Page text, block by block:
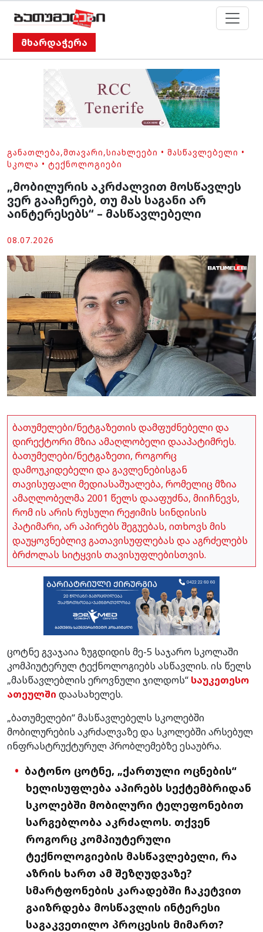
მხარდაჭერა
ᲒᲐᲜᲐᲗᲚᲔᲑᲐ,ᲛᲗᲐᲕᲐᲠᲘ,ᲡᲘᲐᲮᲚᲔᲔᲑᲘ • ᲛᲐᲡᲬᲐᲕᲚᲔᲑᲔᲚᲘ •
ᲡᲙᲝᲚᲐ • ᲢᲔᲥᲜᲝᲚᲝᲒᲘᲔᲑᲘ
„მობილურის აკრძალვით მოსწავლეს
ვერ გააჩერებ, თუ მას საგანი არ
აინტერესებს“ – მასწავლებელი
08.07.2026
ბათუმელები/ნეტგაზეთის დამფუძნებელი და
დირექტორი მზია ამაღლობელი დააპატიმრეს.
ბათუმელები/ნეტგაზეთი, როგორც
დამოუკიდებელი და გავლენებისგან
თავისუფალი მედიასაშუალება, რომელიც მზია
ამაღლობელმა 2001 წელს დააფუძნა, მიიჩნევს,
რომ ის არის რუსული რეჟიმის სინდისის
პატიმარი, არ აპირებს შეგუებას, ითხოვს მის
დაუყოვნებლივ გათავისუფლებას და აგრძელებს
ბრძოლას სიტყვის თავისუფლებისთვის.
ცოტნე გვაჯაია ზუგდიდის მე-5 საჯარო სკოლაში
კომპიუტერულ ტექნოლოგიებს ასწავლის. ის წელს
„მასწავლებლის ეროვნული ჯილდოს“ საუკეთესო
ათეულში დაასახელეს.
„ბათუმელები“ მასწავლებელს სკოლებში
მობილურების აკრძალვაზე და სკოლებში არსებულ
ინფრასტრუქტურულ პრობლემებზე ესაუბრა.
ბატონო ცოტნე, „ქართული ოცნების“
ხელისუფლება აპირებს სექტემბრიდან
სკოლებში მობილური ტელეფონებით
სარგებლობა აკრძალოს. თქვენ
როგორც კომპიუტერული
ტექნოლოგიების მასწავლებელი, რა
აზრის ხართ ამ შეზღუდვაზე?
სმარტფონების კარადებში ჩაკეტვით
გაიზრდება მოსწავლის ინტერესი
საგაკვეთილო პროცესის მიმართ?